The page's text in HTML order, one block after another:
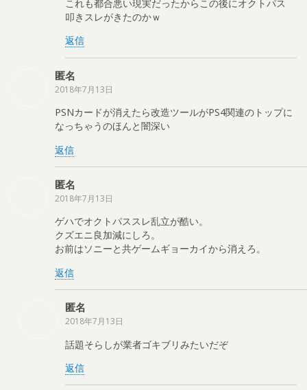
これも都合悪い現実だったからこの後にオクトパス
叩きスレがきたのかｗ
返信
匿名
2018年7月13日
PSNカードが消えたら改造ツールがPS4関連のトップに
なっちゃうのほんと闇深い
返信
匿名
2018年7月13日
ゲハでオクトパススレ乱立が酷い。
クズエニ良加減にしろ。
お前はソニーと共ゲームギョーカイから消えろ。
返信
匿名
2018年7月13日
話題そらしが業者ゴキブリみたいだぞ
返信